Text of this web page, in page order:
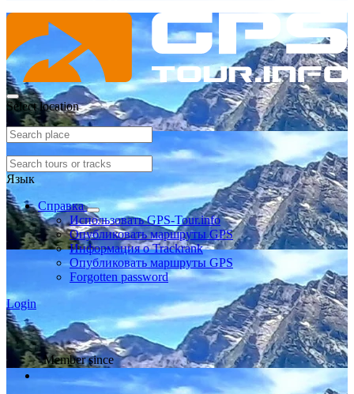
Select location
Язык
Справка
Использовать GPS-Tour.info
Опубликовать маршруты GPS
Информация о Trackrank
Опубликовать маршруты GPS
Forgotten password
Login
Member since